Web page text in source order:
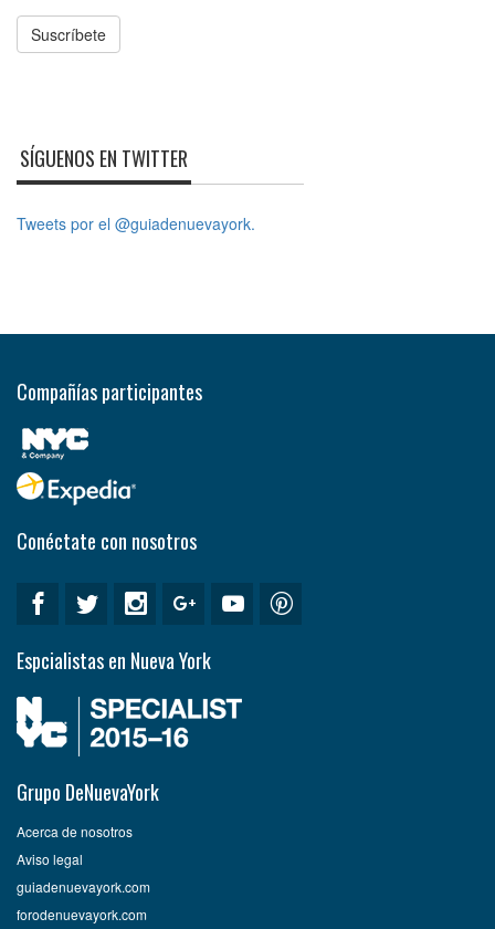
Suscríbete
SÍGUENOS EN TWITTER
Tweets por el @guiadenuevayork.
Compañías participantes
Conéctate con nosotros
Espcialistas en Nueva York
Grupo DeNuevaYork
Acerca de nosotros
Aviso legal
guiadenuevayork.com
forodenuevayork.com